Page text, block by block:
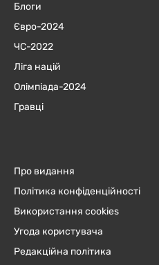
Блоги
Євро-2024
ЧC-2022
Ліга націй
Олімпіада-2024
Гравці
Про видання
Політика конфіденційності
Використання cookies
Угода користувача
Редакційна політика